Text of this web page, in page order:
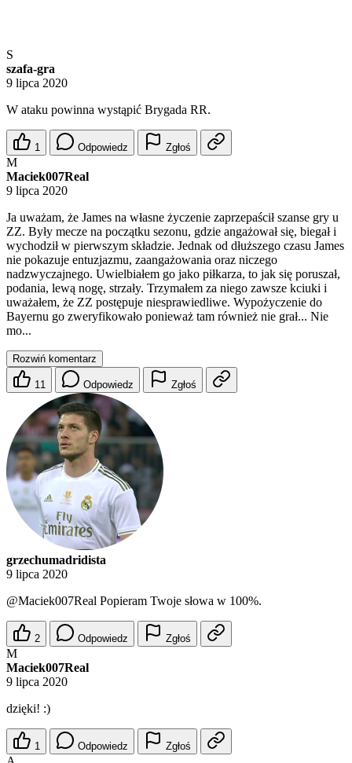
S
szafa-gra
9 lipca 2020
W ataku powinna wystąpić Brygada RR.
1 Odpowiedz Zgłoś
M
Maciek007Real
9 lipca 2020
Ja uważam, że James na własne życzenie zaprzepaścił szanse gry u
ZZ. Były mecze na początku sezonu, gdzie angażował się, biegał i
wychodził w pierwszym składzie. Jednak od dłuższego czasu James
nie pokazuje entuzjazmu, zaangażowania oraz niczego
nadzwyczajnego. Uwielbiałem go jako piłkarza, to jak się poruszał,
podania, lewą nogę, strzały. Trzymałem za niego zawsze kciuki i
uważałem, że ZZ postępuje niesprawiedliwe. Wypożyczenie do
Bayernu go zweryfikowało ponieważ tam również nie grał... Nie
mo...
Rozwiń komentarz
11 Odpowiedz Zgłoś
grzechumadridista
9 lipca 2020
@Maciek007Real Popieram Twoje słowa w 100%.
2 Odpowiedz Zgłoś
M
Maciek007Real
9 lipca 2020
dzięki! :)
1 Odpowiedz Zgłoś